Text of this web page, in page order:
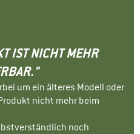
IST NICHT MEHR
um ein älteres Modell oder
nicht mehr beim
noch